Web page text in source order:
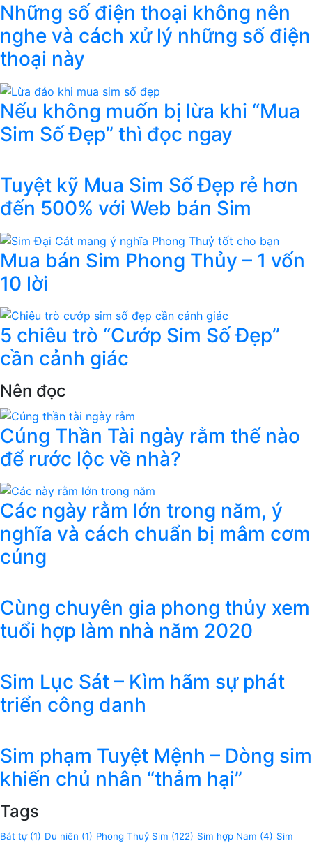
Những số điện thoại không nên
nghe và cách xử lý những số điện
thoại này
Nếu không muốn bị lừa khi “Mua
Sim Số Đẹp” thì đọc ngay
Tuyệt kỹ Mua Sim Số Đẹp rẻ hơn
đến 500% với Web bán Sim
Mua bán Sim Phong Thủy – 1 vốn
10 lời
5 chiêu trò “Cướp Sim Số Đẹp”
cần cảnh giác
Nên đọc
Cúng Thần Tài ngày rằm thế nào
để rước lộc về nhà?
Các ngày rằm lớn trong năm, ý
nghĩa và cách chuẩn bị mâm cơm
cúng
Cùng chuyên gia phong thủy xem
tuổi hợp làm nhà năm 2020
Sim Lục Sát – Kìm hãm sự phát
triển công danh
Sim phạm Tuyệt Mệnh – Dòng sim
khiến chủ nhân “thảm hại”
Tags
Bát tự(1) Du niên (1) Phong Thuỷ Sim (122) Sim hợp Nam (4) Sim